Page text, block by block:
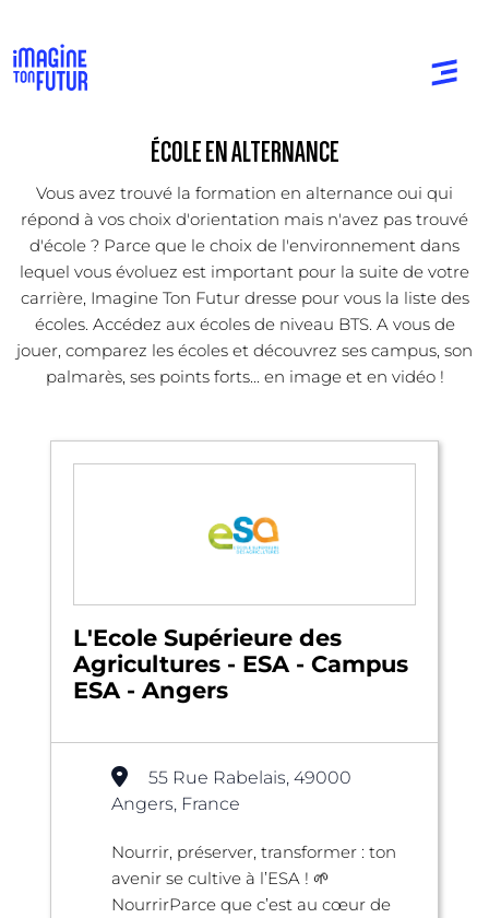
ÉCOLE EN ALTERNANCE
Vous avez trouvé la formation en alternance oui qui
répond à vos choix d'orientation mais n'avez pas trouvé
d'école ? Parce que le choix de l'environnement dans
lequel vous évoluez est important pour la suite de votre
carrière, Imagine Ton Futur dresse pour vous la liste des
écoles. Accédez aux écoles de niveau BTS. A vous de
jouer, comparez les écoles et découvrez ses campus, son
palmarès, ses points forts... en image et en vidéo !
L'Ecole Supérieure des
Agricultures - ESA - Campus
ESA - Angers
55 Rue Rabelais, 49000
Angers, France
Nourrir, préserver, transformer : ton
avenir se cultive à l’ESA ! 🌱
NourrirParce que c’est au cœur de